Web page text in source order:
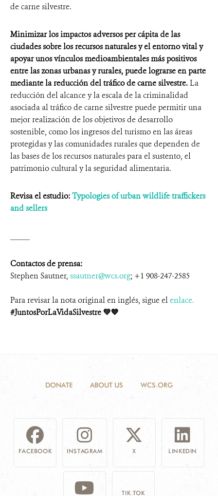
de carne silvestre.
Minimizar los impactos adversos per cápita de las
ciudades sobre los recursos naturales y el entorno vital y
apoyar unos vínculos medioambientales más positivos
entre las zonas urbanas y rurales, puede lograrse en parte
mediante la reducción del tráfico de carne silvestre.La
reducción del alcance y la escala de la criminalidad
asociada al tráfico de carne silvestre puede permitir una
mejor realización de los objetivos de desarrollo
sostenible, como los ingresos del turismo en las áreas
protegidas y las comunidades rurales que dependen de
las bases de los recursos naturales para el sustento, el
patrimonio cultural y la seguridad alimentaria.
Revisa el estudio:Typologies of urban wildlife traffickers
and sellers
Contactos de prensa:
Stephen Sautner, ssautner@wcs.org; +1 908-247-2585
Para revisar la nota original en inglés, sigue elenlace.
#JuntosPorLaVidaSilvestre 💚💙
DONATE ABOUT US WCS.ORG
FACEBOOK INSTAGRAM X LINKEDIN
TIK TOK